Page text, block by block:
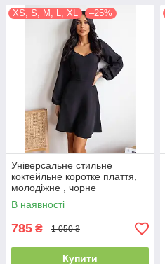
XS, S, M, L, XL –25%
Універсальне стильне
коктейльне коротке плаття,
молодіжне , чорне
В наявності
785 ₴ 1 050 ₴
Купити